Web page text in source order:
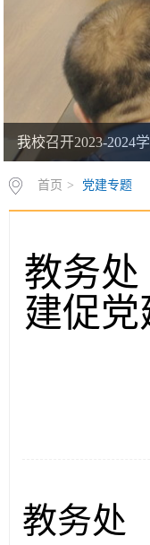
我校召开2023-2024
首页 > 党建专题
教务
建促
教务处